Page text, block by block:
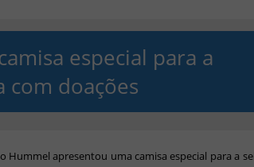
especial para a
com doações
apresentou uma camisa especial para a